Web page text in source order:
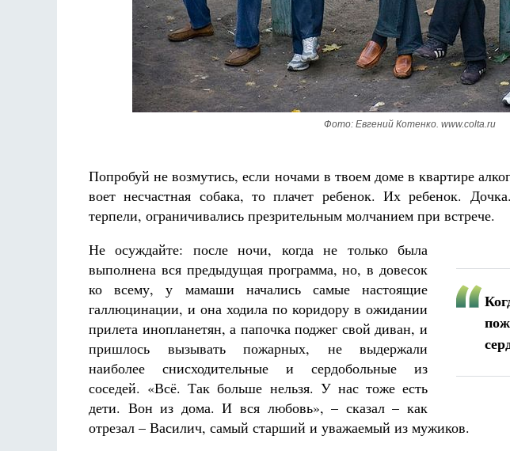
Фото: Евгений Котенко. www.colta.ru
Попробуй не возмутись, если ночами в твоем доме в квартире
воет несчастная собака, то плачет ребенок. Их ребенок.
терпели, ограничивались презрительным молчанием при встрече.
Не осуждайте: после ночи, когда не только была
выполнена вся предыдущая программа, но, в довесок
ко всему, у мамаши начались самые настоящие
галлюцинации, и она ходила по коридору в ожидании
прилета инопланетян, а папочка поджег свой диван, и
пришлось вызывать пожарных, не выдержали
наиболее снисходительные и сердобольные из
соседей. «Всё. Так больше нельзя. У нас тоже есть
дети. Вон из дома. И вся любовь», – сказал – как
отрезал – Василич, самый старший и уважаемый из мужиков.
Разлуки не будет
Фредерика де Грааф Как найти своё место в жизни
Кирилл Мурышев